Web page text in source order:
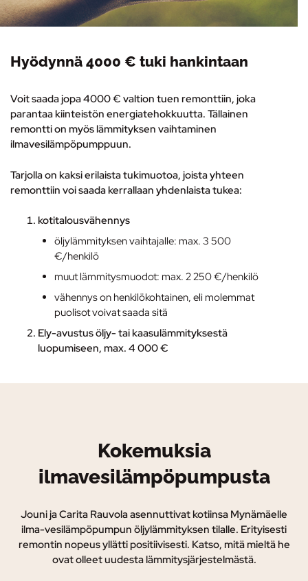
Hyödynnä 4000 € tuki hankintaan
Voit saada jopa 4000 € valtion tuen remonttiin, joka
parantaa kiinteistön energiatehokkuutta. Tällainen
remontti on myös lämmityksen vaihtaminen
ilmavesilämpöpumppuun.
Tarjolla on kaksi erilaista tukimuotoa, joista yhteen
remonttiin voi saada kerrallaan yhdenlaista tukea:
kotitalousvähennys
öljylämmityksen vaihtajalle: max. 3 500
€/henkilö
muut lämmitysmuodot: max. 2 250 €/henkilö
vähennys on henkilökohtainen, eli molemmat
puolisot voivat saada sitä
Ely-avustusöljy- tai kaasulämmityksestä
luopumiseen, max. 4 000 €
Kokemuksia
ilmavesilämpöpumpusta
Jouni ja Carita Rauvola asennuttivat kotiinsa Mynämäelle
ilma-vesilämpöpumpun öljylämmityksen tilalle. Erityisesti
remontin nopeus yllätti positiivisesti. Katso, mitä mieltä he
ovat olleet uudesta lämmitysjärjestelmästä.